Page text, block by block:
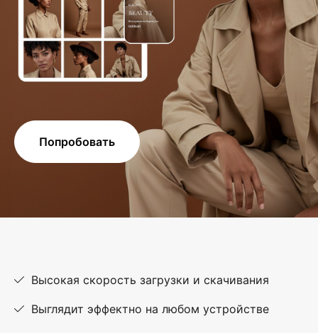
Попробовать
Высокая скорость загрузки и скачивания
Выглядит эффектно на любом устройстве